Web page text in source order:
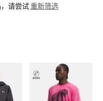
请尝试 重新筛选